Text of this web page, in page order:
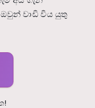
වාඩි විය යුතු